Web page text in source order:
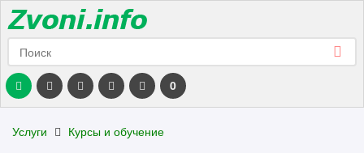
0
Услуги Курсы и обучение